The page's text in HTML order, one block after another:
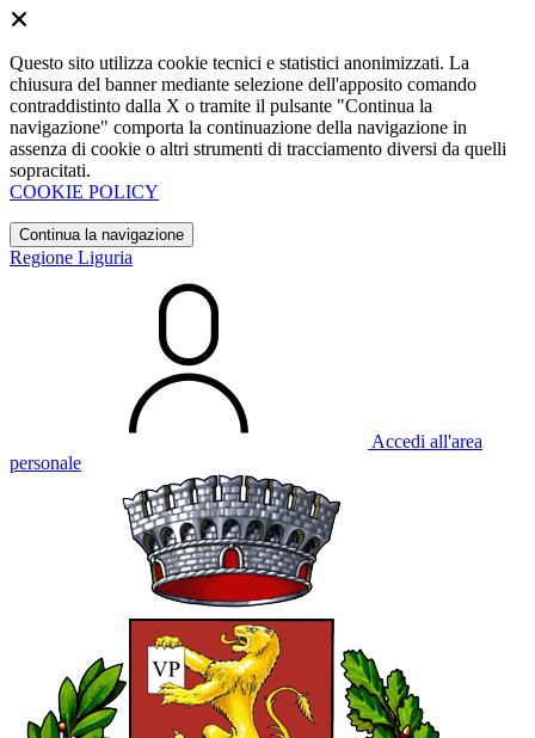
Questo sito utilizza cookie tecnici e statistici anonimizzati. La
chiusura del banner mediante selezione dell'apposito comando
contraddistinto dalla X o tramite il pulsante "Continua la
navigazione" comporta la continuazione della navigazione in
assenza di cookie o altri strumenti di tracciamento diversi da quelli
sopracitati.
COOKIE POLICY
Continua la navigazione
Regione Liguria
Accedi all'area
personale